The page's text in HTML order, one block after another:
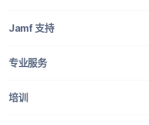
Jamf 支持
专业​服务
培训